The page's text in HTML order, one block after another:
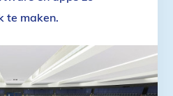
te maken.